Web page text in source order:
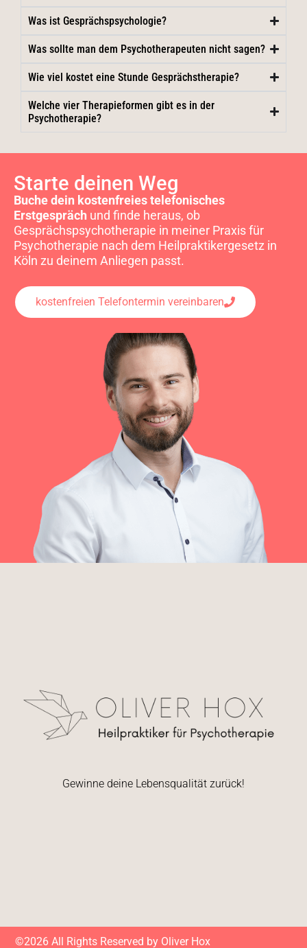
Was ist Gesprächspsychologie?
Was sollte man dem Psychotherapeuten nicht sagen?
Wie viel kostet eine Stunde Gesprächstherapie?
Welche vier Therapieformen gibt es in der
Psychotherapie?
Starte deinen Weg
Buche dein kostenfreies telefonisches
Erstgespräch und finde heraus, ob
Gesprächspsychotherapie in meiner Praxis für
Psychotherapie nach dem Heilpraktikergesetz in
Köln zu deinem Anliegen passt.
kostenfreien Telefontermin vereinbaren
Gewinne deine Lebensqualität zurück!
©2026 All Rights Reserved by Oliver Hox